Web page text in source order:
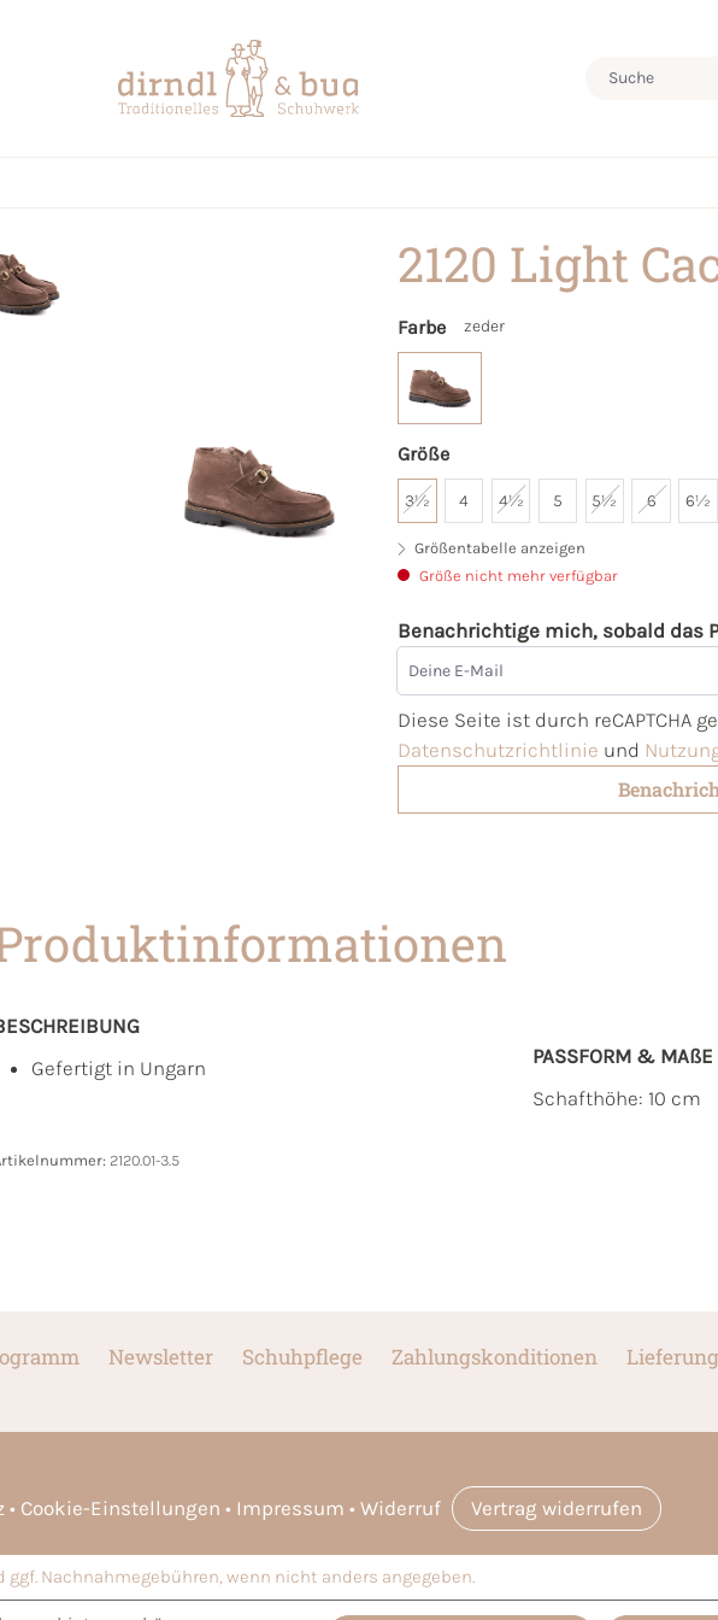
2120 Light
Farbe zeder
Größe
3½ 4 4½ 5 5½ 6 6½
Größentabelle anzeigen
Größe nicht mehr verfügbar
Benachrichtige mich, sobald das
Deine E-Mail
Diese Seite ist durch reCAPTCHA
Datenschutzrichtlinie und
Gefertigt in Ungarn
PASSFORM & MAẞE
Schafthöhe: 10 cm
2120.01-3.5
Newsletter Schuhpflege Zahlungskonditionen
Lieferung
Cookie-Einstellungen Impressum Widerruf Vertrag widerrufen
ggf. Nachnahmegebühren, wenn nicht anders angegeben.